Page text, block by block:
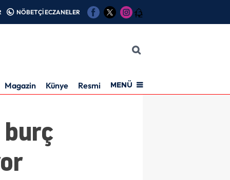
NÖBETÇİ ECZANELER 12
Magazin Künye Resmi İlanMENÜ
burç